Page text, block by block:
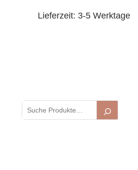
Lieferzeit: 3-5 Werktage